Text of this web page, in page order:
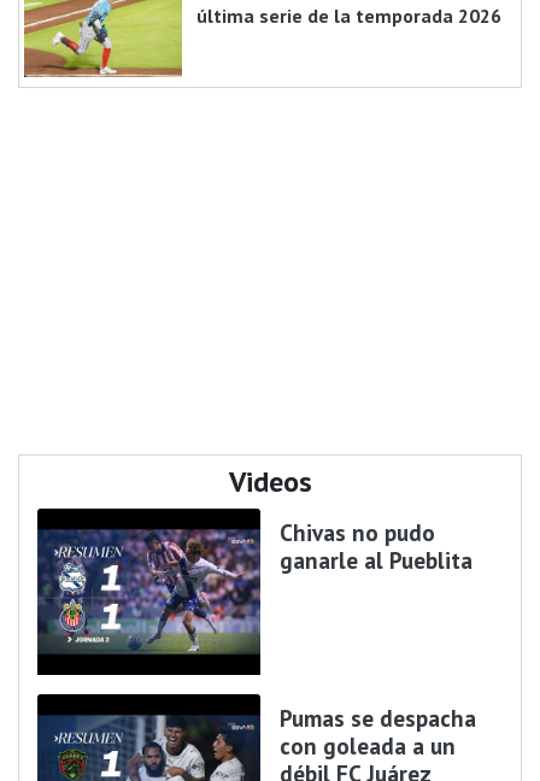
última serie de la temporada 2026
Videos
Chivas no pudo
ganarle al Pueblita
Pumas se despacha
con goleada a un
débil FC Juárez